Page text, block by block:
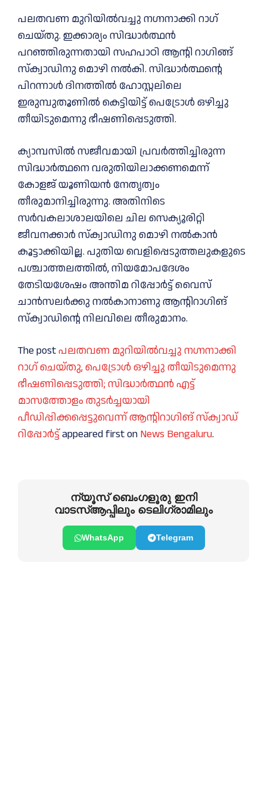
പലതവണ മുറിയില്‍വച്ചു നഗ്നനാക്കി റാഗ്
ചെയ്തു. ഇക്കാര്യം സിദ്ധാർത്ഥൻ
പറഞ്ഞിരുന്നതായി സഹപാഠി ആന്റി റാഗിങ്ങ്
സ്ക്വാഡിനു മൊഴി നല്‍കി. സിദ്ധാർത്ഥന്റെ
പിറന്നാള്‍ ദിനത്തില്‍ ഹോസ്റ്റലിലെ
ഇരുമ്പുതൂണില്‍ കെട്ടിയിട്ട് പെട്രോള്‍ ഒഴിച്ചു
തീയിടുമെന്നു ഭീഷണിപ്പെടുത്തി.
ക്യാമ്പസില്‍ സജീവമായി പ്രവർത്തിച്ചിരുന്ന
സിദ്ധാർത്ഥനെ വരുതിയിലാക്കണമെന്ന്
കോളജ് യൂണിയൻ നേതൃത്വം
തീരുമാനിച്ചിരുന്നു. അതിനിടെ
സർവകലാശാലയിലെ ചില സെക്യൂരിറ്റി
ജീവനക്കാർ സ്ക്വാഡിനു മൊഴി നല്‍കാൻ
കൂട്ടാക്കിയില്ല. പുതിയ വെളിപ്പെടുത്തലുകളുടെ
പശ്ചാത്തലത്തില്‍, നിയമോപദേശം
തേടിയശേഷം അന്തിമ റിപ്പോർട്ട് വൈസ്
ചാൻസലർക്കു നല്‍കാനാണു ആന്റിറാഗിങ്
സ്ക്വാഡിന്റെ നിലവിലെ തീരുമാനം.
The postപലതവണ മുറിയില്‍വച്ചു നഗ്നനാക്കി
റാഗ് ചെയ്തു, പെട്രോള്‍ ഒഴിച്ചു തീയിടുമെന്നു
ഭീഷണിപ്പെടുത്തി; സിദ്ധാര്‍ത്ഥന്‍ എട്ട്
മാസത്തോളം തുടര്‍ച്ചയായി
പീഡിപ്പിക്കപ്പെട്ടുവെന്ന് ആന്റിറാഗിങ് സ്ക്വാഡ്
റിപ്പോര്‍ട്ട്appeared first on News Bengaluru.
ന്യൂസ് ബെംഗളൂരു ഇനി
വാടസ്ആപ്പിലും ടെലിഗ്രാമിലും
WhatsApp Telegram